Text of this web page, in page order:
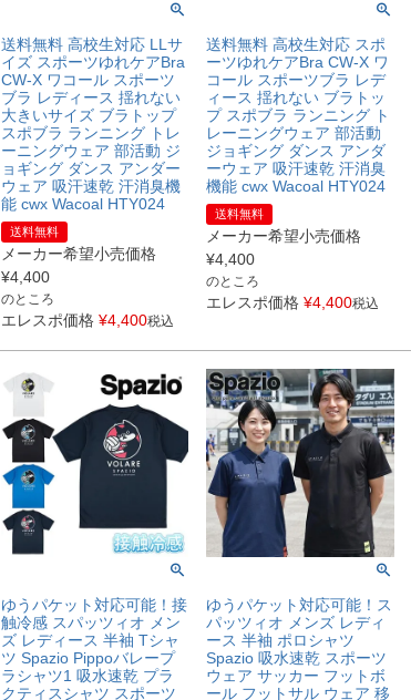
送料無料 高校生対応 LLサ
イズ スポーツゆれケアBra
CW-X ワコール スポーツ
ブラ レディース 揺れない
大きいサイズ ブラトップ
スポブラ ランニング トレ
ーニングウェア 部活動 ジ
ョギング ダンス アンダー
ウェア 吸汗速乾 汗消臭機
能 cwx Wacoal HTY024
送料無料
メーカー希望小売価格
¥4,400
のところ
エレスポ価格 ¥4,400税込
送料無料 高校生対応 スポ
ーツゆれケアBra CW-X ワ
コール スポーツブラ レデ
ィース 揺れない ブラトッ
プ スポブラ ランニング ト
レーニングウェア 部活動
ジョギング ダンス アンダ
ーウェア 吸汗速乾 汗消臭
機能 cwx Wacoal HTY024
送料無料
メーカー希望小売価格
¥4,400
のところ
エレスポ価格 ¥4,400税込
ゆうパケット対応可能！接
触冷感 スパッツィオ メン
ズ レディース 半袖 Tシャ
ツ Spazio Pippoバレープ
ラシャツ1 吸水速乾 プラ
クティスシャツ スポーツ
ゆうパケット対応可能！ス
パッツィオ メンズ レディ
ース 半袖 ポロシャツ
Spazio 吸水速乾 スポーツ
ウェア サッカー フットボ
ール フットサル ウェア 移